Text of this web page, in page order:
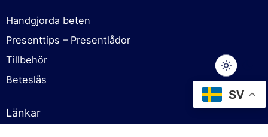
75,00kr
Lägg till i varukorg
Handgjorda beten
Presenttips – Presentlådor
Tillbehör
Beteslås
Länkar
SV